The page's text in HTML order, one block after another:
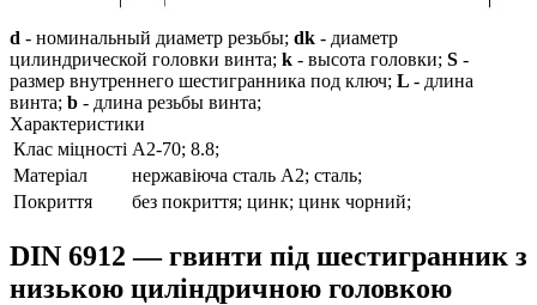
d - номинальный диаметр резьбы; dk - диаметр
цилиндрической головки винта; k - высота головки; S -
размер внутреннего шестигранника под ключ; L - длина
винта; b - длина резьбы винта;
Характеристики
Клас міцності А2-70; 8.8;
Матеріал
нержавіюча сталь А2; сталь;
Покриття
без покриття; цинк; цинк чорний;
DIN 6912 — гвинти під шестигранник з
низькою циліндричною головкою